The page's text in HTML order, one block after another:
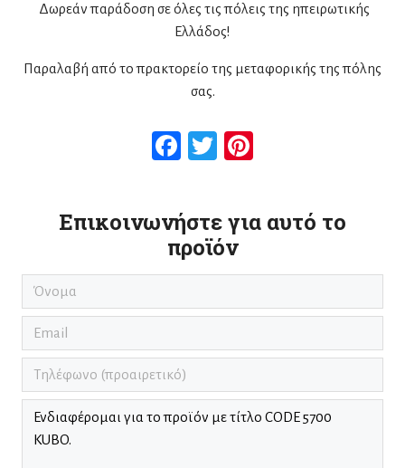
Δωρεάν παράδοση σε όλες τις πόλεις της ηπειρωτικής
Ελλάδος!
Παραλαβή από το πρακτορείο της μεταφορικής της πόλης
σας.
Facebook
Twitter
Επικοινωνήστε για αυτό το
προϊόν